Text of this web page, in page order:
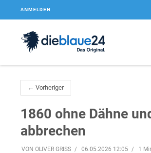
ANMELDEN
← Vorheriger
1860 ohne Dähne
abbrechen
VON OLIVER GRISS 06.05.2026 12:05 1